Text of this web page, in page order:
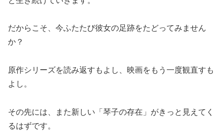
だからこそ、今ふたたび彼女の足跡をたどってみません
か？
原作シリーズを読み返すもよし、映画をもう一度観直すも
よし。
その先には、また新しい「琴子の存在」がきっと見えてく
るはずです。